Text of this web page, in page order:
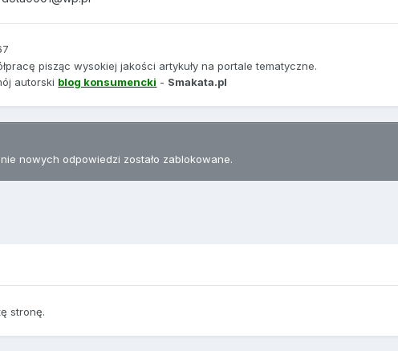
pisząc wysokiej jakości artykuły na portale tematyczne.
autorski blog konsumencki - Smakata.pl
nowych odpowiedzi zostało zablokowane.
stronę.